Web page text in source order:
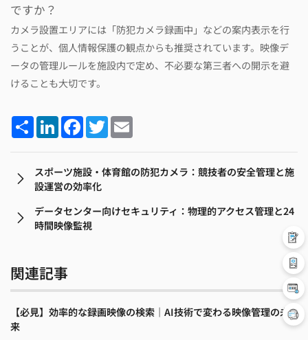
ですか？
カメラ設置エリアには「防犯カメラ録画中」などの案内表示を行
うことが、個人情報保護の観点からも推奨されています。映像デ
ータの管理ルールを施設内で定め、不必要な第三者への開示を避
けることも大切です。
ShareLinkedInFacebook
Twitter
スポーツ施設・体育館の防犯カメラ：競技者の安全管理と施
設運営の効率化
データセンター向けセキュリティ：物理的アクセス管理と24
時間映像監視
関連記事
【必見】効率的な録画映像の検索｜AI技術で変わる映像管理の未
来